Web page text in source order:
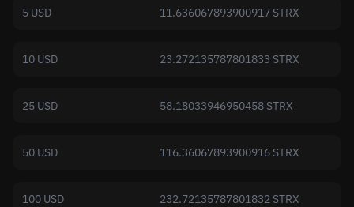
5 USD 11.636067893900917 STRX
10 USD 23.272135787801833 STRX
25 USD 58.18033946950458 STRX
50 USD 116.36067893900916 STRX
100 USD 232.72135787801832 STRX